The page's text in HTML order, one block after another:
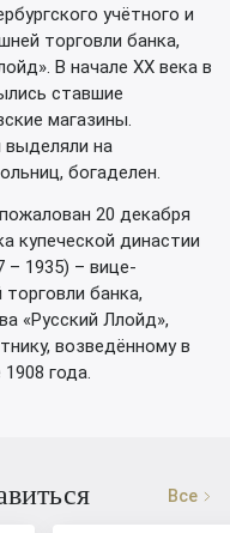
учётного и
торговли банка,
В начале XX века в
ставшие
магазины.
выделяли на
богаделен.
20 декабря
купеческой династии
– 1935) – вице-
банка,
«Русский Ллойд»,
возведённому в
года.
Все